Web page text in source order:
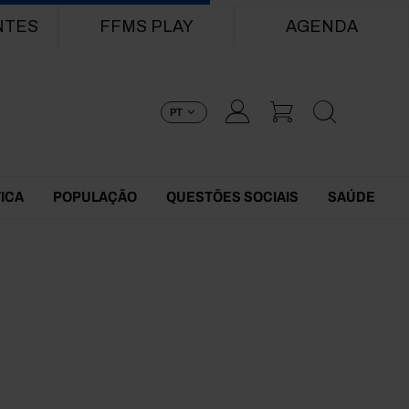
FFMS PLAY AGENDA
PT
POPULAÇÃO QUESTÕES SOCIAIS SAÚDE